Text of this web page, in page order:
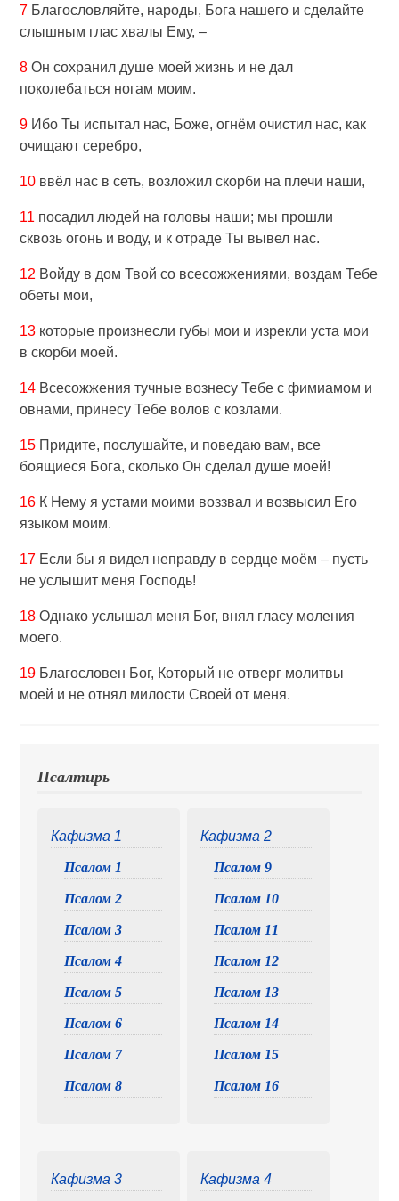
7 Благословляйте, народы, Бога нашего и сделайте
слышным глас хвалы Ему, –
8 Он сохранил душе моей жизнь и не дал
поколебаться ногам моим.
9 Ибо Ты испытал нас, Боже, огнём очистил нас, как
очищают серебро,
10 ввёл нас в сеть, возложил скорби на плечи наши,
11 посадил людей на головы наши; мы прошли
сквозь огонь и воду, и к отраде Ты вывел нас.
12 Войду в дом Твой со всесожжениями, воздам Тебе
обеты мои,
13 которые произнесли губы мои и изрекли уста мои
в скорби моей.
14 Всесожжения тучные вознесу Тебе с фимиамом и
овнами, принесу Тебе волов с козлами.
15 Придите, послушайте, и поведаю вам, все
боящиеся Бога, сколько Он сделал душе моей!
16 К Нему я устами моими воззвал и возвысил Его
языком моим.
17 Если бы я видел неправду в сердце моём – пусть
не услышит меня Господь!
18 Однако услышал меня Бог, внял гласу моления
моего.
19 Благословен Бог, Который не отверг молитвы
моей и не отнял милости Своей от меня.
Псалтирь
Кафизма 1
Псалом 1
Псалом 2
Псалом 3
Псалом 4
Псалом 5
Псалом 6
Псалом 7
Псалом 8
Кафизма 2
Псалом 9
Псалом 10
Псалом 11
Псалом 12
Псалом 13
Псалом 14
Псалом 15
Псалом 16
Кафизма 3 Кафизма 4